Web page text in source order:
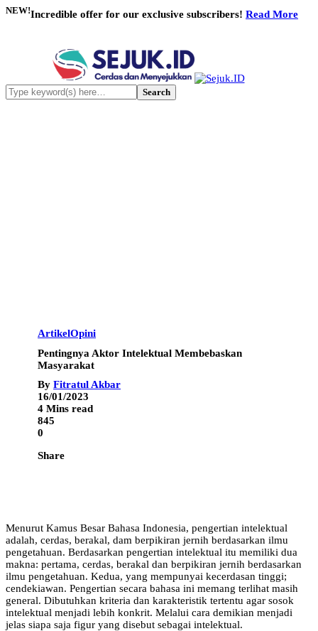
NEW!Incredible offer for our exclusive subscribers! Read More
ArtikelOpini
Pentingnya Aktor Intelektual Membebaskan
Masyarakat
By Fitratul Akbar
16/01/2023
4 Mins read
845
0
Share
Menurut Kamus Besar Bahasa Indonesia, pengertian intelektual
adalah, cerdas, berakal, dam berpikiran jernih berdasarkan ilmu
pengetahuan. Berdasarkan pengertian intelektual itu memiliki dua
makna: pertama, cerdas, berakal dan berpikiran jernih berdasarkan
ilmu pengetahuan. Kedua, yang mempunyai kecerdasan tinggi;
cendekiawan. Pengertian secara bahasa ini memang terlihat masih
general. Dibutuhkan kriteria dan karakteristik tertentu agar sosok
intelektual menjadi lebih konkrit. Melalui cara demikian menjadi
jelas siapa saja figur yang disebut sebagai intelektual.